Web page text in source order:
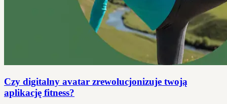
Czy digitalny avatar zrewolucjonizuje twoją
aplikację fitness?